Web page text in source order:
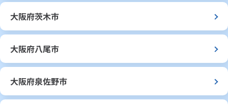
大阪府茨木市
大阪府八尾市
大阪府泉佐野市